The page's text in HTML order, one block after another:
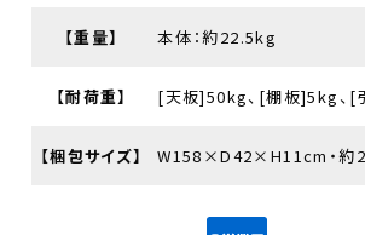
【重量】 本体：約22.5kg
【耐荷重】 [天板]50kg、[棚板]5kg、[
【梱包サイズ】 W158×D42×H11cm・約